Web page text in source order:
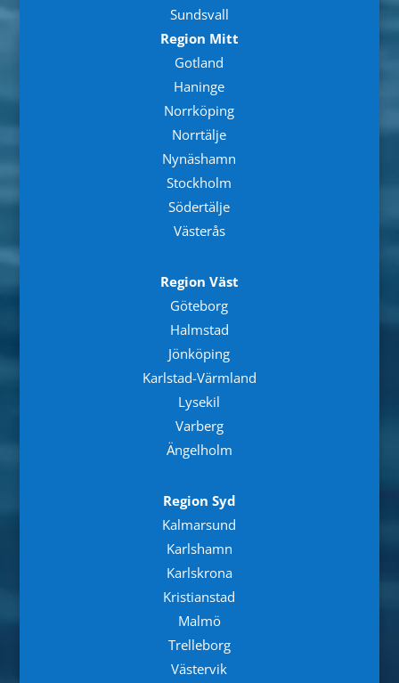
Sundsvall
Region Mitt
Gotland
Haninge
Norrköping
Norrtälje
Nynäshamn
Stockholm
Södertälje
Västerås
Region Väst
Göteborg
Halmstad
Jönköping
Karlstad-Värmland
Lysekil
Varberg
Ängelholm
Region Syd
Kalmarsund
Karlshamn
Karlskrona
Kristianstad
Malmö
Trelleborg
Västervik